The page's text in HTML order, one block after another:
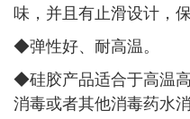
味，并且有止滑设计，
◆弹性好、耐高温。
◆硅胶产品适合于高温
消毒或者其他消毒药水消